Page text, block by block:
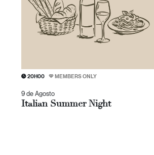
20H00 MEMBERS ONLY
9 de Agosto
Italian Summer Night